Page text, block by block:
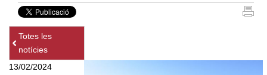
Totes les
notícies
13/02/2024